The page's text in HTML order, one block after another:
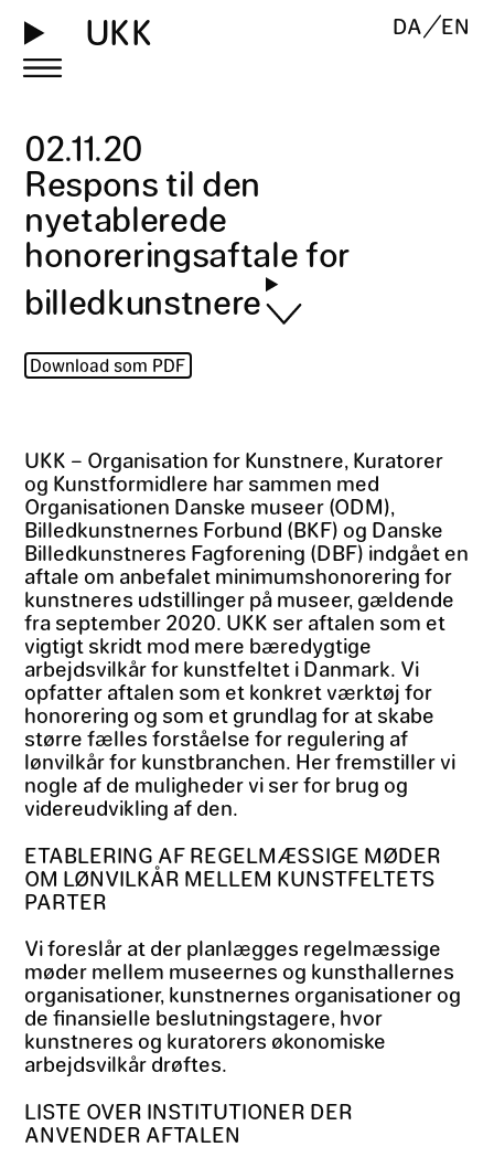
UKK DA EN
02.11.20
Respons til den
nyetablerede
honoreringsaftale for
billedkunstnere
Download som PDF
UKK – Organisation for Kunstnere, Kuratorer
og Kunstformidlere har sammen med
Organisationen Danske museer (ODM),
Billedkunstnernes Forbund (BKF) og Danske
Billedkunstneres Fagforening (DBF) indgået en
aftale om anbefalet minimumshonorering for
kunstneres udstillinger på museer, gældende
fra september 2020. UKK ser aftalen som et
vigtigt skridt mod mere bæredygtige
arbejdsvilkår for kunstfeltet i Danmark. Vi
opfatter aftalen som et konkret værktøj for
honorering og som et grundlag for at skabe
større fælles forståelse for regulering af
lønvilkår for kunstbranchen. Her fremstiller vi
nogle af de muligheder vi ser for brug og
videreudvikling af den.
ETABLERING AF REGELMÆSSIGE MØDER
OM LØNVILKÅR MELLEM KUNSTFELTETS
PARTER
Vi foreslår at der planlægges regelmæssige
møder mellem museernes og kunsthallernes
organisationer, kunstnernes organisationer og
de finansielle beslutningstagere, hvor
kunstneres og kuratorers økonomiske
arbejdsvilkår drøftes.
LISTE OVER INSTITUTIONER DER
ANVENDER AFTALEN